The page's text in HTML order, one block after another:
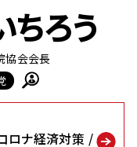
ちろう
協会会長
ロナ経済対策